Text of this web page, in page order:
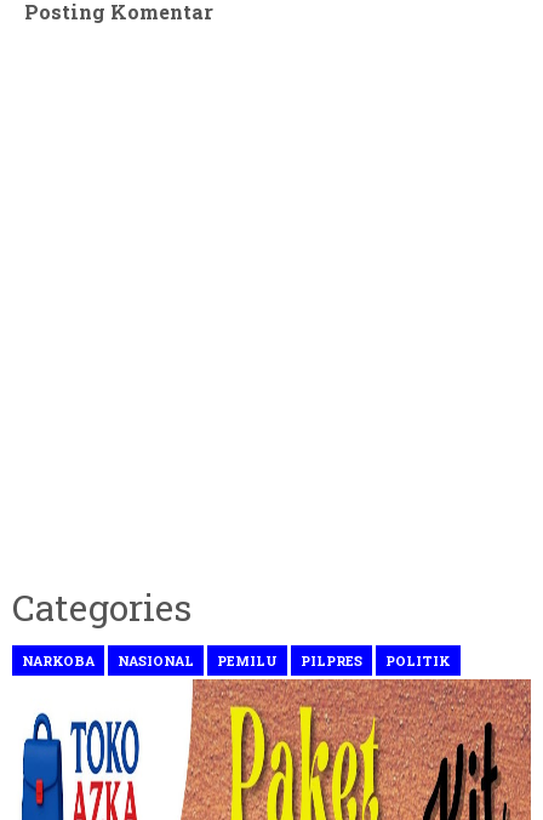
Posting Komentar
Categories
NARKOBA NASIONAL PEMILU PILPRES POLITIK